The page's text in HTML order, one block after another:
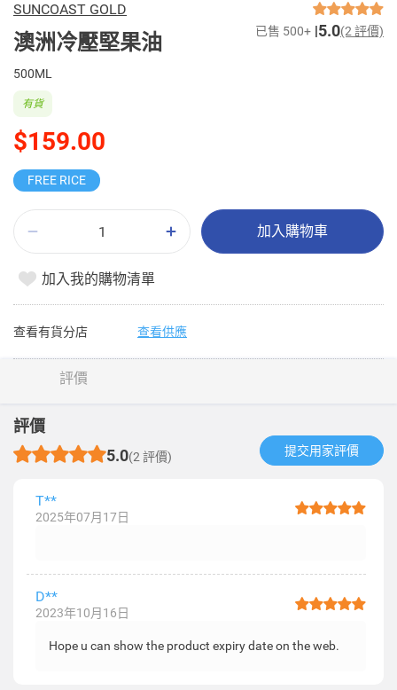
SUNCOAST GOLD
澳洲冷壓堅果油 已售 500+ 5.0(2 評價)
500ML
$159.00
有貨
FREE RICE
加入購物車
加入我的購物清單
查看有貨分店 查看供應
評價
評價
5.0(2 評價) 提交用家評價​
T**
2025年07月17日
D**
2023年10月16日
Hope u can show the product expiry date on the web.